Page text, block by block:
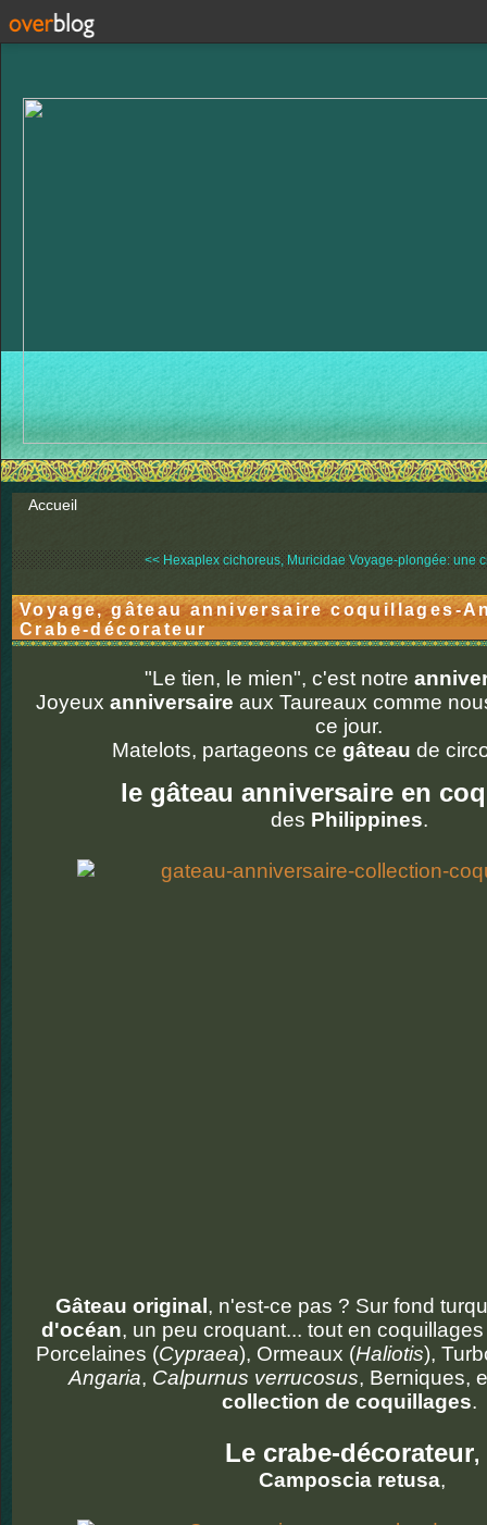
Accueil
<< Hexaplex cichoreus, Muricidae Voyage-plongée: une
Voyage, gâteau anniversaire coquillages-
Crabe-décorateur
"Le tien, le mien", c'est notre
Joyeux anniversaire aux Taureaux comme
ce jour.
Matelots, partageons ce gâteau de
le gâteau anniversaire en
des Philippines.
Gâteau original , n'est-ce pas ? Sur fond
d'océan, un peu croquant... tout en
Porcelaines (Cypraea), Ormeaux (Haliotis),
Angaria, Calpurnus verrucosus, Berniques,
collection de coquillages.
Le crabe-décorateur,
Camposcia retusa,